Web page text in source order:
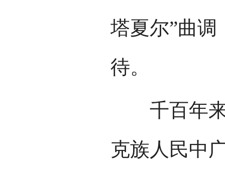
塔夏尔”曲
待。
千百年来
克族人民中